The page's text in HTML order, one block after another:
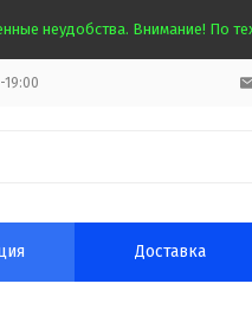
неудобства. Внимание! По
Доставка